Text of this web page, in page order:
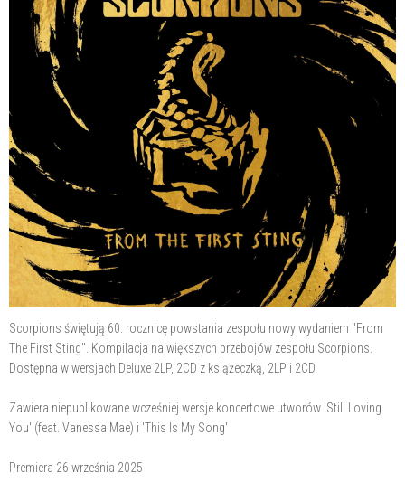
Scorpions świętują 60. rocznicę powstania zespołu nowy wydaniem "From
The First Sting". Kompilacja największych przebojów zespołu Scorpions.
Dostępna w wersjach Deluxe 2LP, 2CD z książeczką, 2LP i 2CD
Zawiera niepublikowane wcześniej wersje koncertowe utworów 'Still Loving
You' (feat. Vanessa Mae) i 'This Is My Song'
Premiera 26 września 2025